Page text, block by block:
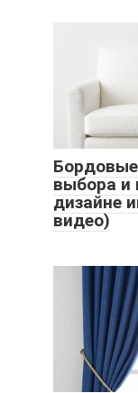
выбора и
дизайне
видео)